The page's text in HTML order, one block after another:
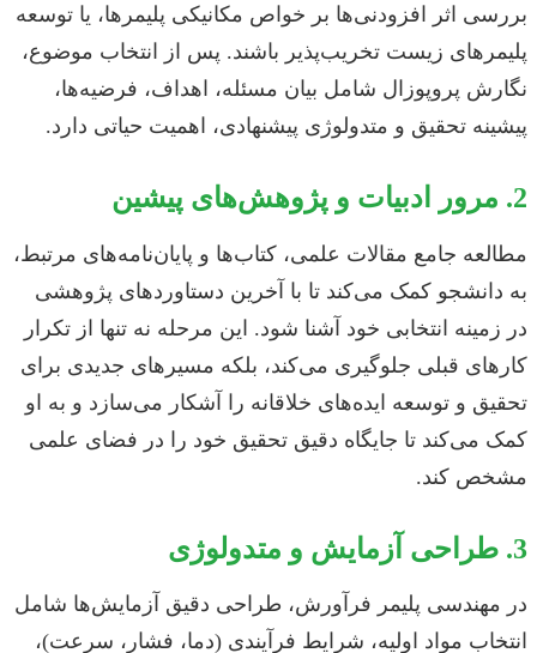
بررسی اثر افزودنی‌ها بر خواص مکانیکی پلیمرها، یا توسعه
پلیمرهای زیست تخریب‌پذیر باشند. پس از انتخاب موضوع،
نگارش پروپوزال شامل بیان مسئله، اهداف، فرضیه‌ها،
پیشینه تحقیق و متدولوژی پیشنهادی، اهمیت حیاتی دارد.
2. مرور ادبیات و پژوهش‌های پیشین
مطالعه جامع مقالات علمی، کتاب‌ها و پایان‌نامه‌های مرتبط،
به دانشجو کمک می‌کند تا با آخرین دستاوردهای پژوهشی
در زمینه انتخابی خود آشنا شود. این مرحله نه تنها از تکرار
کارهای قبلی جلوگیری می‌کند، بلکه مسیرهای جدیدی برای
تحقیق و توسعه ایده‌های خلاقانه را آشکار می‌سازد و به او
کمک می‌کند تا جایگاه دقیق تحقیق خود را در فضای علمی
مشخص کند.
3. طراحی آزمایش و متدولوژی
در مهندسی پلیمر فرآورش، طراحی دقیق آزمایش‌ها شامل
انتخاب مواد اولیه، شرایط فرآیندی (دما، فشار، سرعت)،